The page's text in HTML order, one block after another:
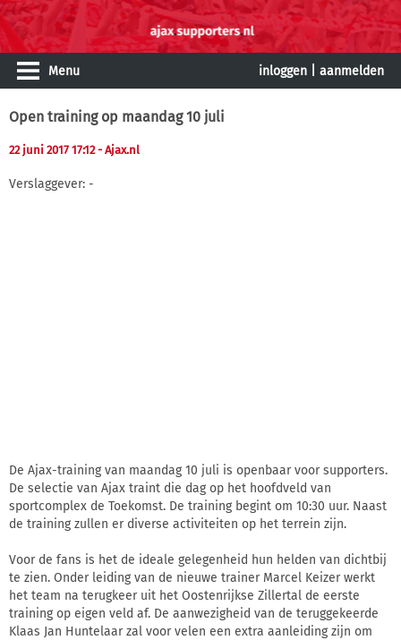
Menu inloggen aanmelden
Open training op maandag 10 juli
22 juni 2017 17:12- Ajax.nl
Verslaggever: -
De Ajax-training van maandag 10 juli is openbaar voor supporters.
De selectie van Ajax traint die dag op het hoofdveld van
sportcomplex de Toekomst. De training begint om 10:30 uur. Naast
de training zullen er diverse activiteiten op het terrein zijn.
Voor de fans is het de ideale gelegenheid hun helden van dichtbij
te zien. Onder leiding van de nieuwe trainer Marcel Keizer werkt
het team na terugkeer uit het Oostenrijkse Zillertal de eerste
training op eigen veld af. De aanwezigheid van de teruggekeerde
Klaas Jan Huntelaar zal voor velen een extra aanleiding zijn om